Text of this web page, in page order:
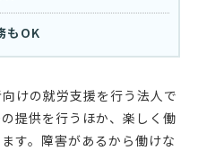
もOK
けの就労支援を行う法人で
提供を行うほか、楽しく働
す。障害があるから働けな